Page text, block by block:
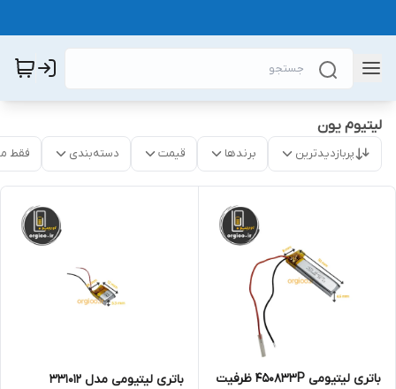
لیتیوم یون
پربازدیدترین برندها قیمت دسته‌بندی فقط
باتری لیتیومی 450833P ظرفیت
باتری لیتیومی مدل 331012